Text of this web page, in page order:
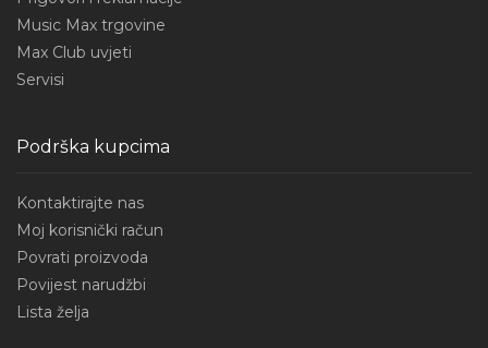
Music Max trgovine
Max Club uvjeti
Servisi
Podrška kupcima
Kontaktirajte nas
Moj korisnički račun
Povrati proizvoda
Povijest narudžbi
Lista želja